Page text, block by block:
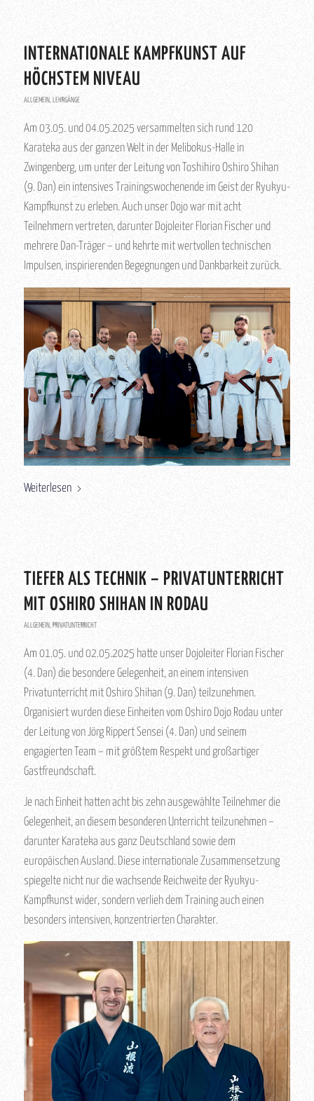
INTERNATIONALE KAMPFKUNST AUF
HÖCHSTEM NIVEAU
ALLGEMEIN, LEHRGÄNGE
Am 03.05. und 04.05.2025 versammelten sich rund 120
Karateka aus der ganzen Welt in der Melibokus-Halle in
Zwingenberg, um unter der Leitung von Toshihiro Oshiro Shihan
(9. Dan) ein intensives Trainingswochenende im Geist der Ryukyu-
Kampfkunst zu erleben. Auch unser Dojo war mit acht
Teilnehmern vertreten, darunter Dojoleiter Florian Fischer und
mehrere Dan-Träger – und kehrte mit wertvollen technischen
Impulsen, inspirierenden Begegnungen und Dankbarkeit zurück.
Weiterlesen
TIEFER ALS TECHNIK – PRIVATUNTERRICHT
MIT OSHIRO SHIHAN IN RODAU
ALLGEMEIN, PRIVATUNTERRICHT
Am 01.05. und 02.05.2025 hatte unser Dojoleiter Florian Fischer
(4. Dan) die besondere Gelegenheit, an einem intensiven
Privatunterricht mit Oshiro Shihan (9. Dan) teilzunehmen.
Organisiert wurden diese Einheiten vom Oshiro Dojo Rodau unter
der Leitung von Jörg Rippert Sensei (4. Dan) und seinem
engagierten Team – mit größtem Respekt und großartiger
Gastfreundschaft.
Je nach Einheit hatten acht bis zehn ausgewählte Teilnehmer die
Gelegenheit, an diesem besonderen Unterricht teilzunehmen –
darunter Karateka aus ganz Deutschland sowie dem
europäischen Ausland. Diese internationale Zusammensetzung
spiegelte nicht nur die wachsende Reichweite der Ryukyu-
Kampfkunst wider, sondern verlieh dem Training auch einen
besonders intensiven, konzentrierten Charakter.